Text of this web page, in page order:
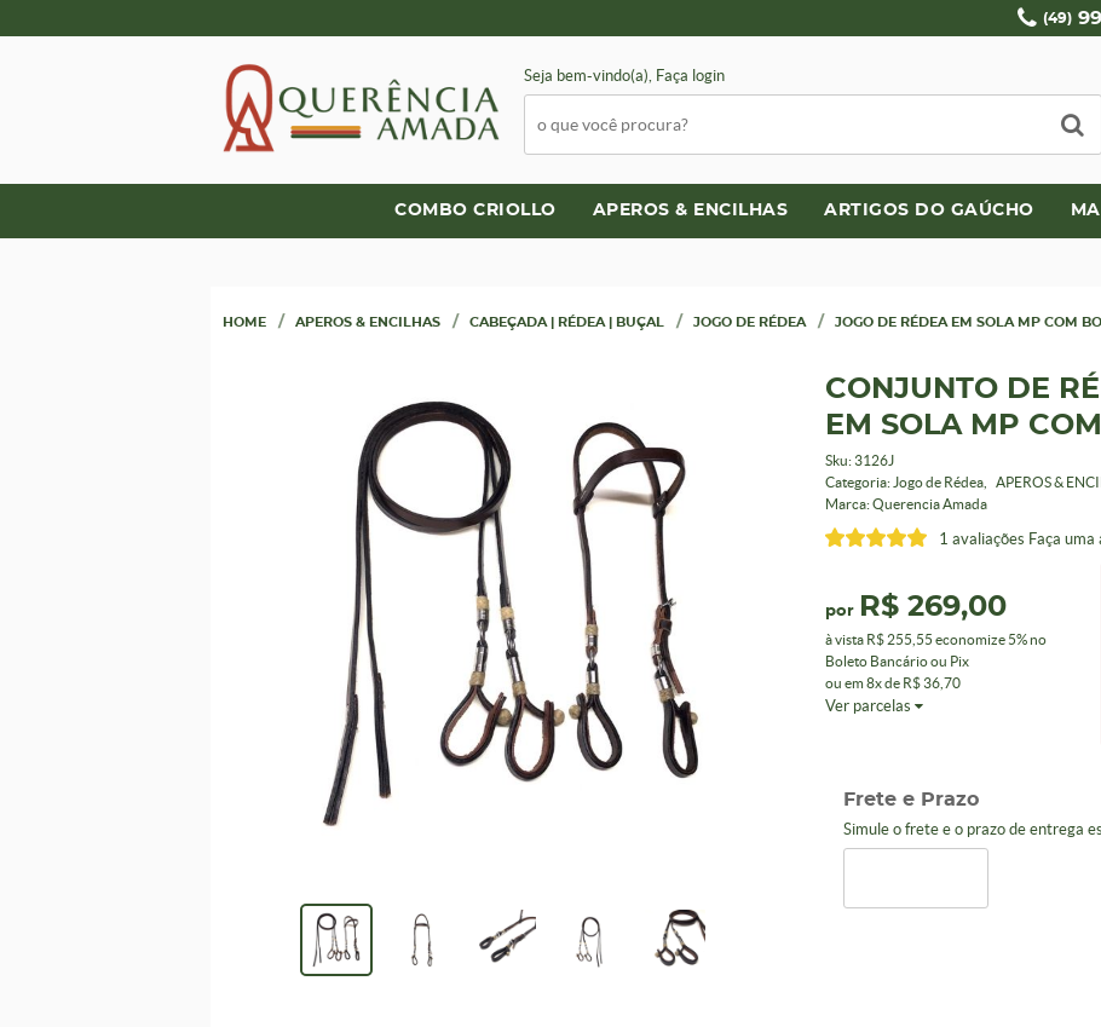
(49)
Seja bem-vindo(a), Faça login
COMBO CRIOLLO APEROS & ENCILHAS ARTIGOS DO GAÚCHO
HOME APEROS & ENCILHAS CABEÇADA | RÉDEA | BUÇAL JOGO DE RÉDEA JOGO DE RÉDEA EM SOLA MP COM
CONJUNTO DE
EM SOLA MP
Sku: 3126J
Categoria: Jogo de Rédea APEROS &
Marca:Querencia Amada
1 avaliações Faça uma
por R$ 269,00
à vista R$ 255,55 economize 5%no
Boleto Bancário ou Pix
ou em 8xde R$ 36,70
Ver parcelas
Frete e Prazo
Simule o frete e o prazo de entrega